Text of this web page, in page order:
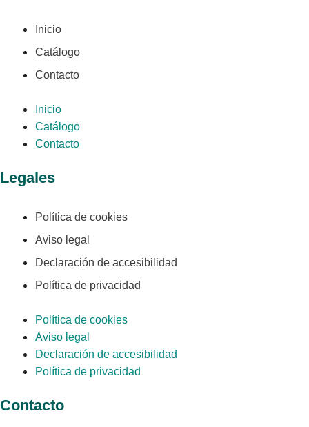
Inicio
Catálogo
Contacto
Inicio
Catálogo
Contacto
Legales
Política de cookies
Aviso legal
Declaración de accesibilidad
Política de privacidad
Política de cookies
Aviso legal
Declaración de accesibilidad
Política de privacidad
Contacto